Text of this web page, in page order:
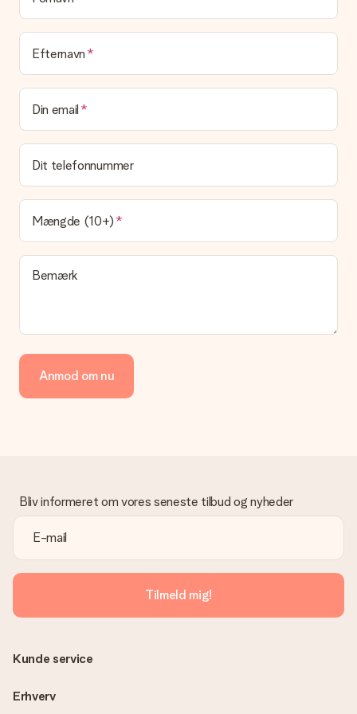
Leveringstid, leveringsmuligheder og
leveringsomkostninger
Kan jeg vælge en leveringsdato?
Det er ikke muligt at vælge en bestemt leveringsdato.
Hvad er leveringstiden, og hvornår modtager jeg min
gave?
Leveringstiden findes på gavens produktside. Du kan stole på,
at vores postfirma leverer din gave på denne dag.
Hvilke leveringsmuligheder kan jeg vælge?
I øjeblikket er det ikke (endnu) muligt at vælge en
leveringsindstilling. Den gave, du vil bestille, sendes enten som
en pakke eller som postkasse levering. Vil du gerne vide
hvilken måde din ordre sendes på? Kontakt venligst vores
Vi tilbyder følgende betalingsmetoder: Dankort, Paypal,
kreditkort, faktura via Klarna eller bankoverførsel. I tilfælde af
manuel betaling overførsel, skal du tage højde for en ekstra 3
venligst vores kundeservice, de hjælper gerne med at finde en
passende løsning.
Er fakturaen sendt sammen med ordren?
Ingen faktura sendes med din ordre. Du modtager altid
fakturaen i bekræftelsesemailen, og du kan altid finde den i din
MySurprise-konto. Det betyder at du kan få gaven leveret
direkte til modtageren, hvilket gør det til en sand
overraskelse!
Efternavn
Din email
Dit telefonnummer
Mængde (10+)
Bemærk
Anmod om nu
Bliv informeret om vores seneste tilbud og nyheder
Tilmeld mig!
Kunde service
Erhverv